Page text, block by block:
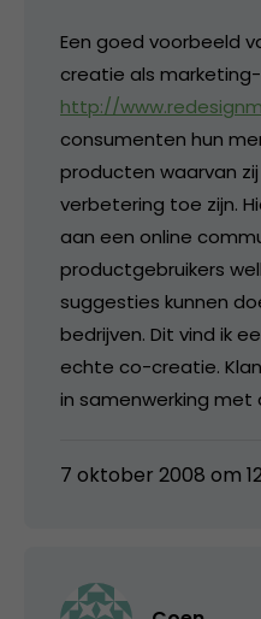
Een goed voorbeeld
creatie als
http://
consumenten hun
producten waarvan
verbetering toe zijn.
aan een online
productgebruikers
suggesties kunnen
bedrijven. Dit vind ik
echte co-creatie.
in samenwerking met
7 oktober 2008 om